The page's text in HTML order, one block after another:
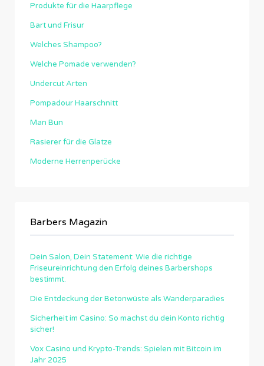
Produkte für die Haarpflege
Bart und Frisur
Welches Shampoo?
Welche Pomade verwenden?
Undercut Arten
Pompadour Haarschnitt
Man Bun
Rasierer für die Glatze
Moderne Herrenperücke
Barbers Magazin
Dein Salon, Dein Statement: Wie die richtige
Friseureinrichtung den Erfolg deines Barbershops
bestimmt.
Die Entdeckung der Betonwüste als Wanderparadies
Sicherheit im Casino: So machst du dein Konto richtig
sicher!
Vox Casino und Krypto-Trends: Spielen mit Bitcoin im
Jahr 2025